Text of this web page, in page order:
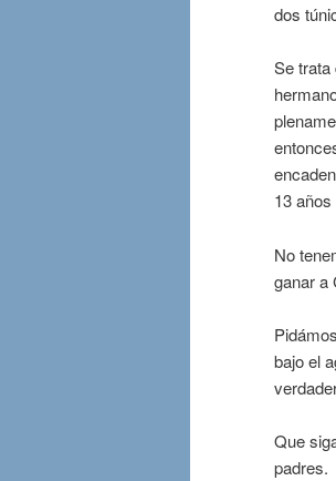
dos
Se trata
13
No
ganar a
bajo el
Que
padres.